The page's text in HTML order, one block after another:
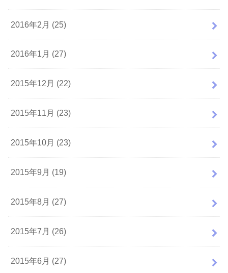
2016年2月 (25)
2016年1月 (27)
2015年12月 (22)
2015年11月 (23)
2015年10月 (23)
2015年9月 (19)
2015年8月 (27)
2015年7月 (26)
2015年6月 (27)